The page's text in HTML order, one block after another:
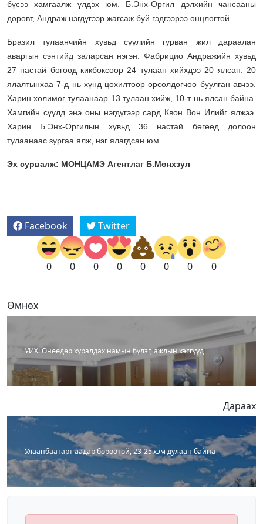
бүсээ хамгаалж үлдэх юм. Б.Энх-Оргил дэлхийн чансааны
дөрөвт, Андраж нэгдүгээр жагсаж буй гэдгээрээ онцлогтой.
Бразил тулаанчийн хувьд сүүлийн гурван жил дараалан
аваргын сэнтийд заларсан нэгэн. Фабрицио Андражийн хувьд
27 настай бөгөөд кикбоксоор 24 тулаан хийхдээ 20 ялсан. 20
ялалтынхаа 7-д нь хүнд цохилтоор өрсөлдөгчөө буулган авчээ.
Харин холимог тулаанаар 13 тулаан хийж, 10-т нь ялсан байна.
Хамгийн сүүлд энэ оны нэгдүгээр сард Квон Вон Илийг ялжээ.
Харин Б.Энх-Оргилын хувьд 36 настай бөгөөд долоон
тулаанаас зургаа ялж, нэг ялагдсан юм.
Эх сурвалж: МОНЦАМЭ Агентлаг Б.Мөнхзул
Facebook Twitter
0 0 0 0 0 0 0 0
Өмнөх
УИХ: Өнөөдөр хуралдах намын бүлэг, ажлын хэсгүүд
Дараах
Улаанбаатарт аадар бороотой, 23-25 хэм дулаан байна